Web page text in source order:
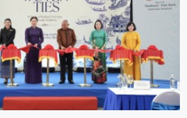
hợp tác giữa nhân dân hai nước.